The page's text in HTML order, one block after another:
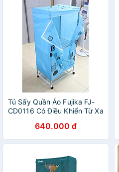
Tủ Sấy Quần Áo Fujika FJ-
CD0116 Có Điều Khiển Từ Xa
Kiệm Điện Năng Công Suất
640.000 đ